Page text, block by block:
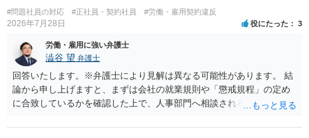
#問題社員の対応 #正社員・契約社員 #労働・雇用契約違反
2026年7月28日 役にたった 3
労働・雇用に強い弁護士
澁谷 望 弁護士
回答いたします。※弁護士により見解は異なる可能性があります。 結
論から申し上げますと、まずは会社の就業規則や「懲戒規程」の定め
に合致しているかを確認した上で、人事部門へ相談されることが最優
ものの、重い懲戒処分の対象には十分なり得ます。 名誉や評価の回復